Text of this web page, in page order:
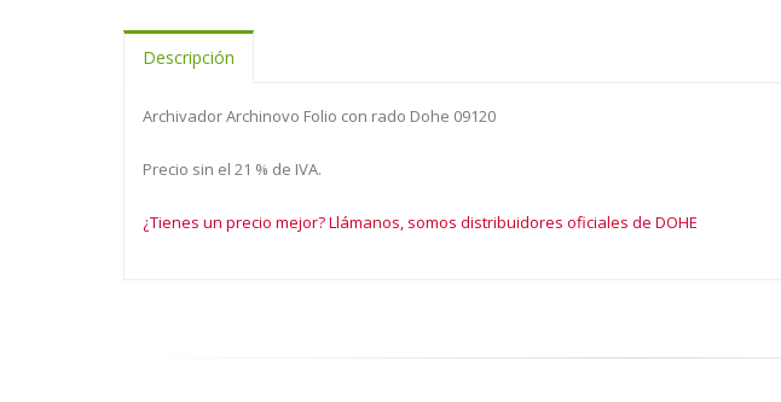
Descripción
Archivador Archinovo Folio con rado Dohe 09120
Precio sin el 21 % de IVA.
¿Tienes un precio mejor? Llámanos, somos distribuidores oficiales de DOHE